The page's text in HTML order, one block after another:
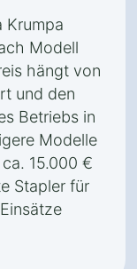
Krumpa
Modell
hängt von
und den
Betriebs in
Modelle
15.000 €
Stapler für